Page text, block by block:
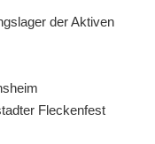
der Aktiven
Fleckenfest